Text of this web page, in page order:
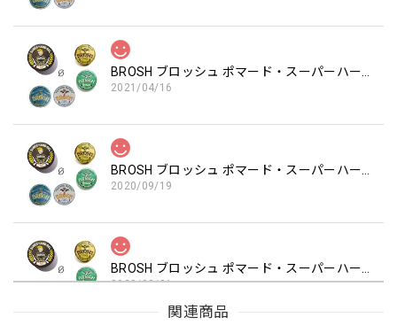
2021/04/16
2020/09/19
2020/08/01
関連商品